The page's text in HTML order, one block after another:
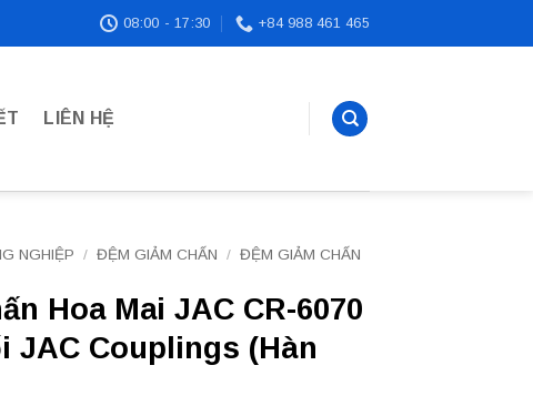
08:00 - 17:30 +84 988 461 465
LIÊN HỆ
NGHIỆP / ĐỆM GIẢM CHẤN / ĐỆM GIẢM CHẤN
Hoa Mai JAC CR-6070
JAC Couplings (Hàn